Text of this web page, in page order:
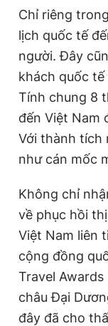
Hotline
0906 645 777
Đặt báo Quảng
Tổng biên tập:
Phó tổng biên tập
Phó tổng biên tập:
Phó tổng biên tập:
Tổng thư ký tòa
Giấy phép xuất
chép dưới mọi hình
bản. Phát triển bởi
Chỉ riêng
lịch quốc tế
người. Đây
khách quốc
Tính chung 8
đến Việt Nam
Với thành tích
như cán mốc
Không chỉ
về phục hồi
Việt Nam liên
cộng đồng
Travel
châu Đại
đây đã cho